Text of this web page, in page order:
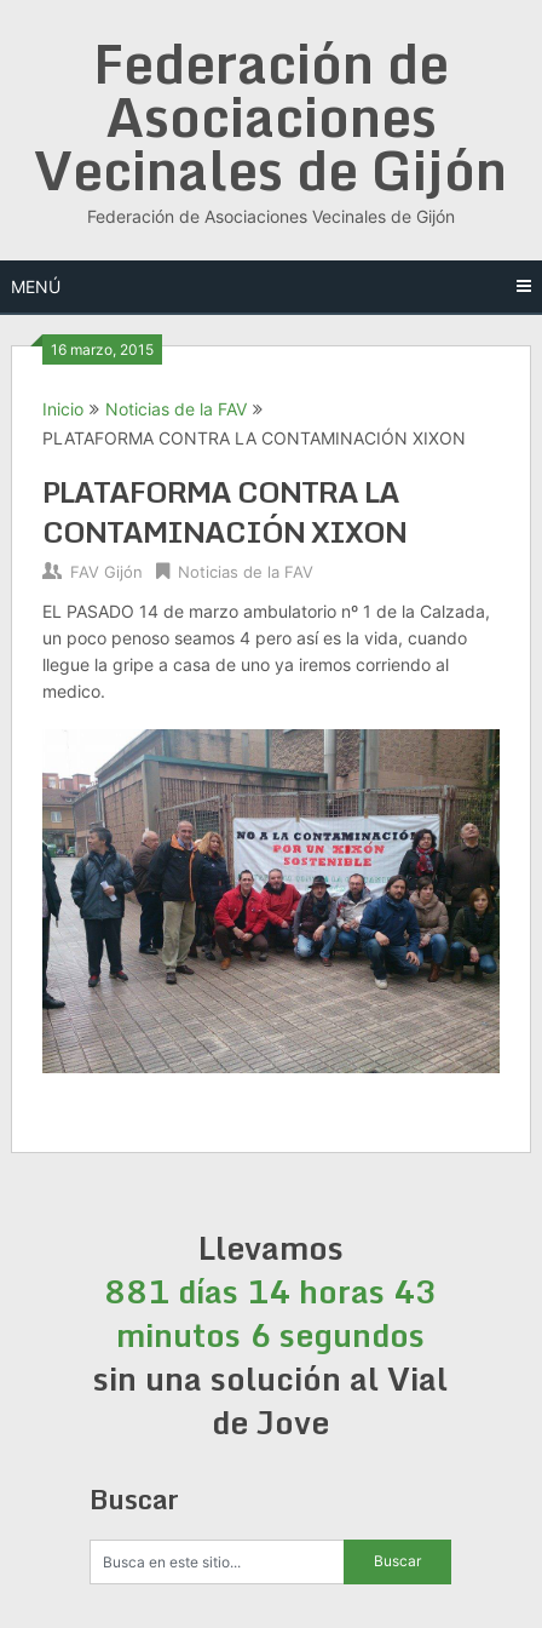
Federación de
Asociaciones
Vecinales de Gijón
Federación de Asociaciones Vecinales de Gijón
MENÚ
16 marzo, 2015
Inicio
Noticias de la FAV
PLATAFORMA CONTRA LA CONTAMINACIÓN XIXON
PLATAFORMA CONTRA LA
CONTAMINACIÓN XIXON
FAV Gijón Noticias de la FAV
EL PASADO 14 de marzo ambulatorio nº 1 de la Calzada,
un poco penoso seamos 4 pero así es la vida, cuando
llegue la gripe a casa de uno ya iremos corriendo al
medico.
Llevamos
881 días 14 horas 43
minutos 6 segundos
sin una solución al Vial
de Jove
Buscar